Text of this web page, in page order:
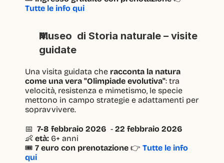
Tutte le info qui
Museo  di Storia naturale – visite
guidate
Una visita guidata che racconta la natura
come una vera "Olimpiade evolutiva": tra
velocità, resistenza e mimetismo, le specie
mettono in campo strategie e adattamenti per
sopravvivere.
📅 7-8 febbraio 2026 - 22 febbraio 2026
👶 età: 6+ anni
🎟 7 euro con prenotazione 👉 Tutte le info
qui